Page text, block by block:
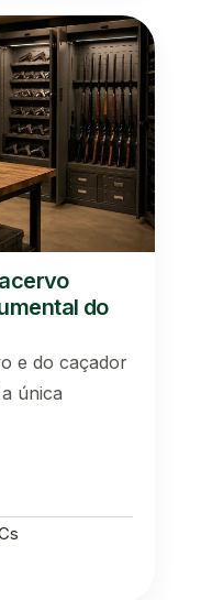
do
e do caçador
única